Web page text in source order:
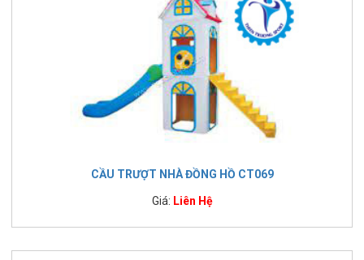
CẦU TRƯỢT NHÀ ĐỒNG HỒ CT069
Giá: Liên Hệ